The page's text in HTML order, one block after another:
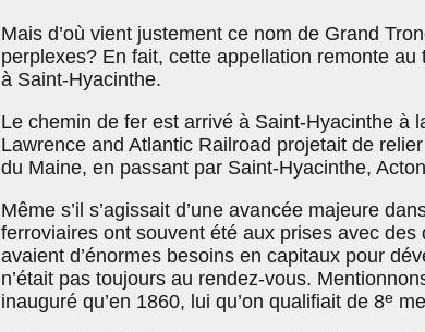
Mais d’où vient justement ce nom de Grand
perplexes? En fait, cette appellation remonte
à Saint-Hyacinthe.
Le chemin de fer est arrivé à Saint-Hyacinthe à
Lawrence and Atlantic Railroad projetait de
du Maine, en passant par Saint-Hyacinthe,
Même s’il s’agissait d’une avancée majeure
ferroviaires ont souvent été aux prises avec
avaient d’énormes besoins en capitaux pour
n’était pas toujours au rendez-vous.
inauguré qu’en 1860, lui qu’on qualifiait de 8e